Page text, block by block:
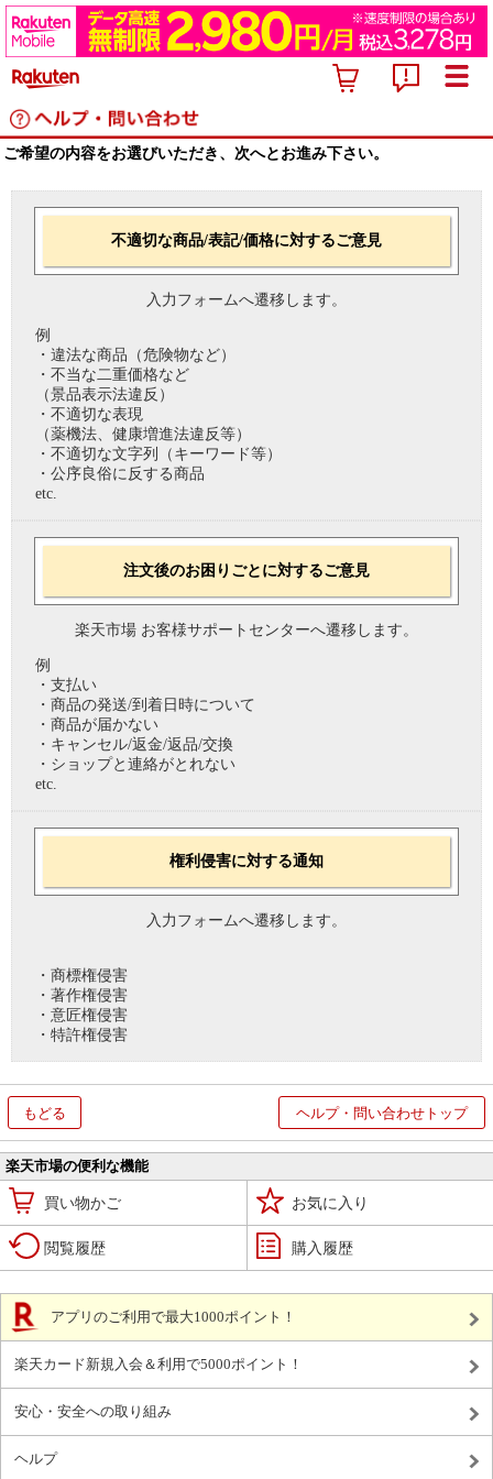
ご希望の内容をお選びいただき、次へとお進み下さい。
不適切な商品/表記/価格に対するご意見
入力フォームへ遷移します。
例
・違法な商品（危険物など）
・不当な二重価格など
（景品表示法違反）
・不適切な表現
（薬機法、健康増進法違反等）
・不適切な文字列（キーワード等）
・公序良俗に反する商品
etc.
注文後のお困りごとに対するご意見
楽天市場 お客様サポートセンターへ遷移します。
例
・支払い
・商品の発送/到着日時について
・商品が届かない
・キャンセル/返金/返品/交換
・ショップと連絡がとれない
etc.
権利侵害に対する通知
入力フォームへ遷移します。
・商標権侵害
・著作権侵害
・意匠権侵害
・特許権侵害
もどる ヘルプ・問い合わせトップ
楽天市場の便利な機能
買い物かご お気に入り
閲覧履歴 購入履歴
アプリのご利用で最大1000ポイント！
楽天カード新規入会＆利用で5000ポイント！
安心・安全への取り組み
ヘルプ